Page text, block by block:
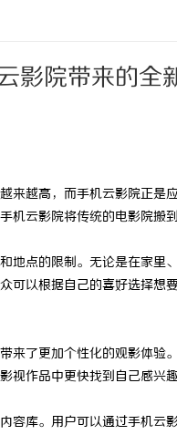
影院带来的全
来越高，而手机云影院正
机云影院将传统的电影院搬
地点的限制。无论是在家
可以根据自己的喜好选择
来了更加个性化的观影体
视作品中更快找到自己感
容库。用户可以通过手机